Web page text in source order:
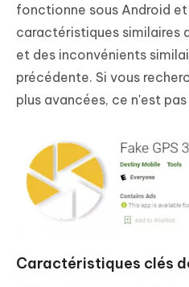
fonctionne sous Android
caractéristiques similaires
et des inconvénients
précédente. Si vous
plus avancées, ce n'est
Caractéristiques clés